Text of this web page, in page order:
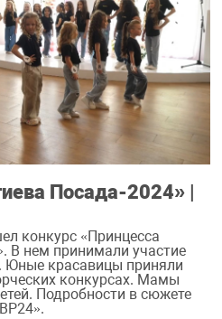
Посада-2024» |
конкурс «Принцесса
В нем принимали участие
Юные красавицы приняли
конкурсах. Мамы
Подробности в сюжете